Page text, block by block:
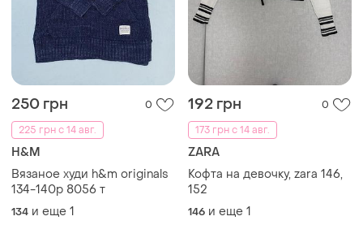
250 грн
0
225 грн с 14 авг.
H&M
Вязаное худи h&m originals
134-140р 8056 т
134 и еще 1
192 грн
0
173 грн с 14 авг.
ZARA
Кофта на девочку, zara 146,
152
146 и еще 1